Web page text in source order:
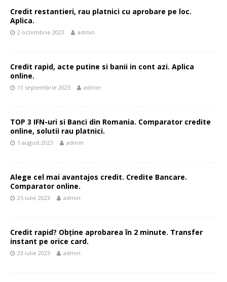
Credit restantieri, rau platnici cu aprobare pe loc.
Aplica.
2 octombrie 2023 admin
Credit rapid, acte putine si banii in cont azi. Aplica
online.
11 septembrie 2023 admin
TOP 3 IFN-uri si Banci din Romania. Comparator credite
online, solutii rau platnici.
1 august 2023 admin
Alege cel mai avantajos credit. Credite Bancare.
Comparator online.
25 iulie 2023 admin
Credit rapid? Obține aprobarea în 2 minute. Transfer
instant pe orice card.
23 iulie 2023 admin